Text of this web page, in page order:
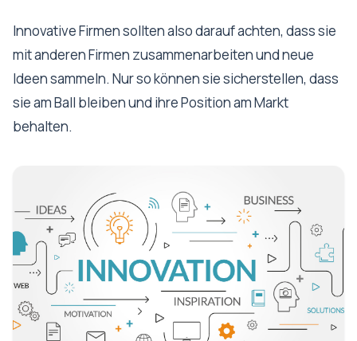
Innovative Firmen sollten also darauf achten, dass sie
mit anderen Firmen zusammenarbeiten und neue
Ideen sammeln. Nur so können sie sicherstellen, dass
sie am Ball bleiben und ihre Position am Markt
behalten.